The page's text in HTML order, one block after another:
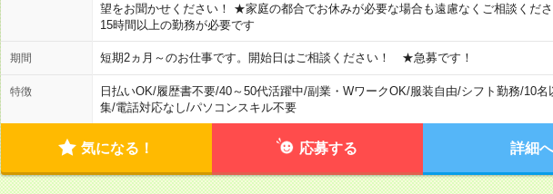
望をお聞かせください！ ★家庭の都合でお休みが必要な場合も遠慮なくご相談くだ
15時間以上の勤務が必要です
期間 短期2ヵ月～のお仕事です。開始日はご相談ください！ ★急募です！
特徴 日払いOK/履歴書不要/40～50代活躍中/副業・WワークOK/服装自由/シフト勤務/10名
集/電話対応なし/パソコンスキル不要
気になる！ 応募する 詳細へ